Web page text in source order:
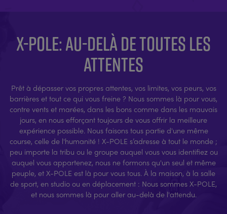
X-POLE: AU-DELÀ DE TOUTES LES
ATTENTES
Prêt à dépasser vos propres attentes, vos limites, vos peurs, vos
barrières et tout ce qui vous freine ? Nous sommes là pour vous,
contre vents et marées, dans les bons comme dans les mauvais
jours, en nous efforçant toujours de vous offrir la meilleure
expérience possible. Nous faisons tous partie d'une même
course, celle de l'humanité ! X-POLE s’adresse à tout le monde ;
peu importe la tribu ou le groupe auquel vous vous identifiez ou
auquel vous appartenez, nous ne formons qu'un seul et même
peuple, et X-POLE est là pour vous tous. À la maison, à la salle
de sport, en studio ou en déplacement : Nous sommes X-POLE,
et nous sommes là pour aller au-delà de l'attendu.